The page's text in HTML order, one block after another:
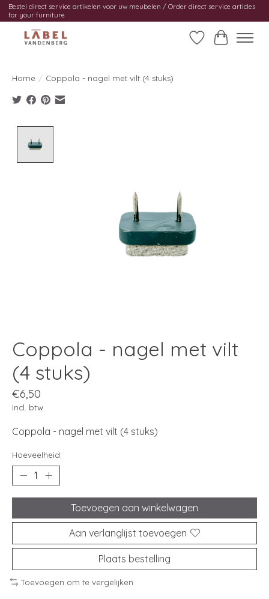
Bestel direct service artikelen voor uw meubelen / Order direct service articles
for your furniture
Verlanglijst
Home / Coppola - nagel met vilt (4 stuks)
Coppola - nagel met vilt
(4 stuks)
€6,50
Incl. btw
Coppola - nagel met vilt (4 stuks)
Hoeveelheid:
Toevoegen aan winkelwagen
Aan verlanglijst toevoegen
Plaats bestelling
Toevoegen om te vergelijken